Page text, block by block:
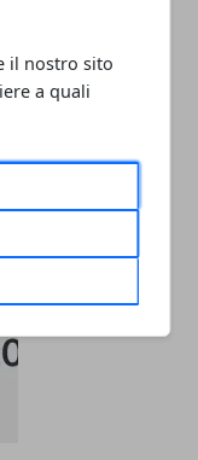
il nostro sito
a quali